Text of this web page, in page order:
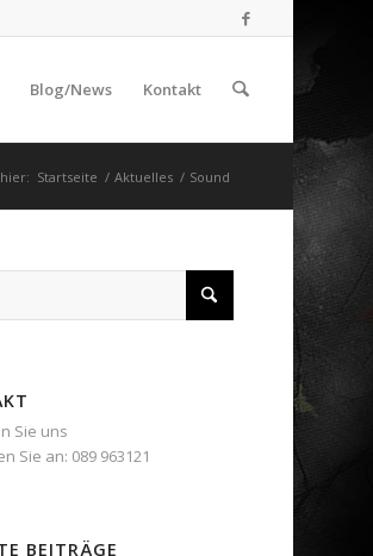
Blog/News Kontakt
Startseite / Aktuelles / Sound
Sie uns
Sie an: 089 963121
BEITRÄGE